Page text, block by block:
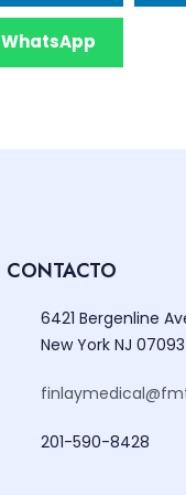
WhatsApp
CONTACTO
6421 Bergenline
New York NJ 07093
201-590-8428